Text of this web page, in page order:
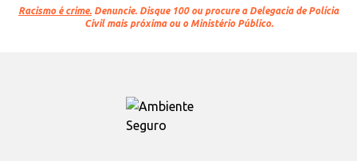
Racismo é crime. Denuncie. Disque 100 ou procure a Delegacia de Polícia
Civil mais próxima ou o Ministério Público.